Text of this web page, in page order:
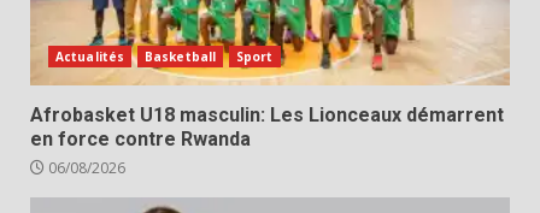
Actualités Basketball Sport
Afrobasket U18 masculin: Les Lionceaux démarrent
en force contre Rwanda
06/08/2026